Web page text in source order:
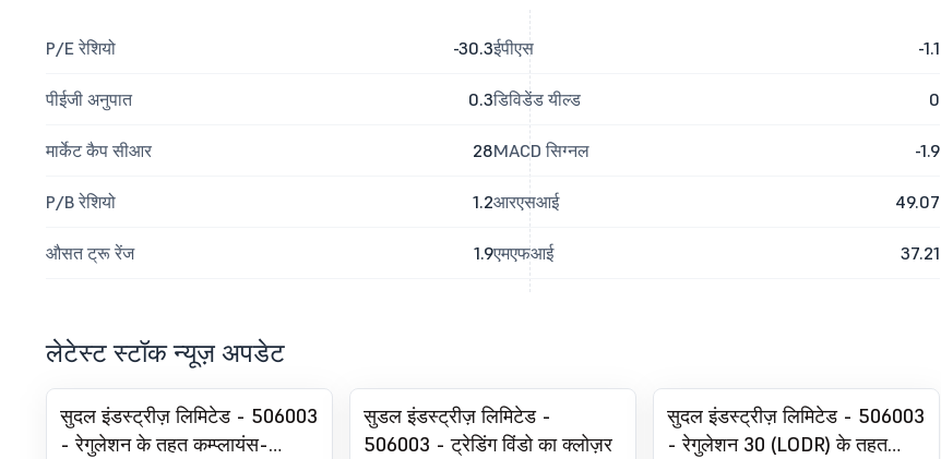
P/E रेशियो -30.3
पीईजी अनुपात 0.3
मार्केट कैप सीआर 28
P/B रेशियो 1.2
औसत ट्रू रेंज 1.9
ईपीएस -1.1
डिविडेंड यील्ड 0
MACD सिग्नल -1.9
आरएसआई 49.07
एमएफआई 37.21
लेटेस्ट स्टॉक न्यूज़ अपडेट
सुदल इंडस्ट्रीज़ लिमिटेड - 506003
- रेगुलेशन के तहत कम्प्लायंस-
सुडल इंडस्ट्रीज़ लिमिटेड -
506003 - ट्रेडिंग विंडो का क्लोज़र
सुदल इंडस्ट्रीज़ लिमिटेड - 506003
- रेगुलेशन 30 (LODR) के तहत